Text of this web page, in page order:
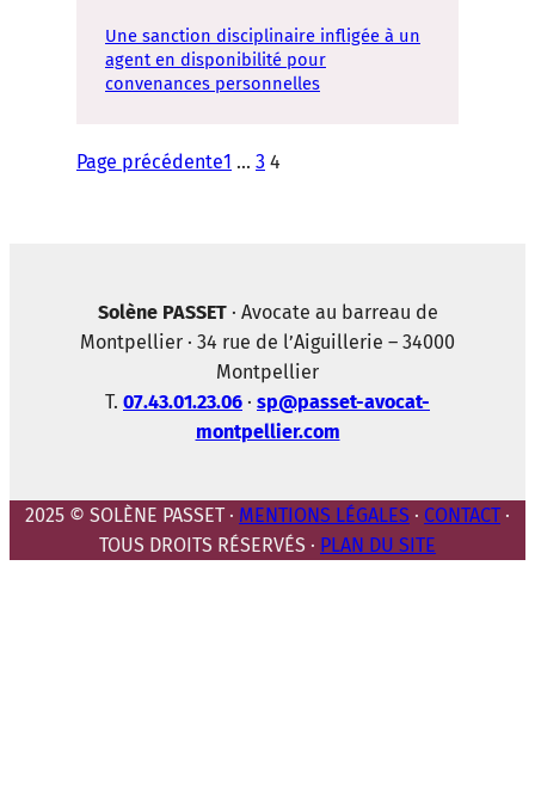
Une sanction disciplinaire infligée à un
agent en disponibilité pour
convenances personnelles
Page précédente1 … 3 4
Solène PASSET · Avocate au barreau de
Montpellier · 34 rue de l’Aiguillerie – 34000
Montpellier
T. 07.43.01.23.06 · sp@passet-avocat-
montpellier.com
2025 © SOLÈNE PASSET · MENTIONS LÉGALES · CONTACT ·
TOUS DROITS RÉSERVÉS · PLAN DU SITE